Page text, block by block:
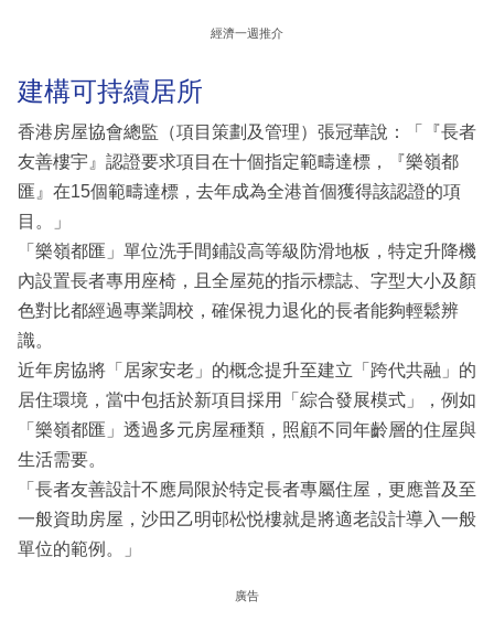
經濟一週推介
建構可持續居所
香港房屋協會總監（項目策劃及管理）張冠華說：「『長者
友善樓宇』認證要求項目在十個指定範疇達標，『樂嶺都
匯』在15個範疇達標，去年成為全港首個獲得該認證的項
目。」
「樂嶺都匯」單位洗手間鋪設高等級防滑地板，特定升降機
內設置長者專用座椅，且全屋苑的指示標誌、字型大小及顏
色對比都經過專業調校，確保視力退化的長者能夠輕鬆辨
識。
近年房協將「居家安老」的概念提升至建立「跨代共融」的
居住環境，當中包括於新項目採用「綜合發展模式」，例如
「樂嶺都匯」透過多元房屋種類，照顧不同年齡層的住屋與
生活需要。
「長者友善設計不應局限於特定長者專屬住屋，更應普及至
一般資助房屋，沙田乙明邨松悦樓就是將適老設計導入一般
單位的範例。」
廣告